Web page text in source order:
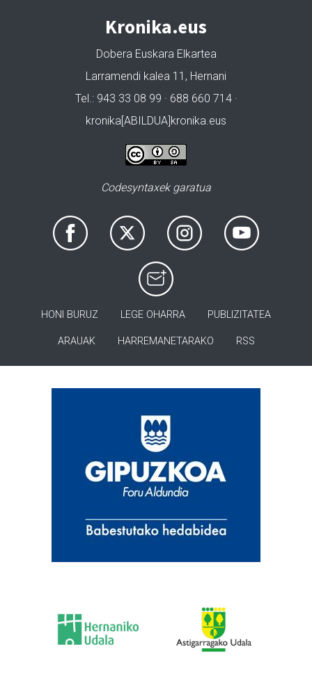
Kronika.eus
Dobera Euskara Elkartea
Larramendi kalea 11, Hernani
Tel.: 943 33 08 99 · 688 660 714 ·
kronika[ABILDUA]kronika.eus
Codesyntaxek garatua
HONI BURUZ LEGE OHARRA PUBLIZITATEA
ARAUAK HARREMANETARAKO RSS